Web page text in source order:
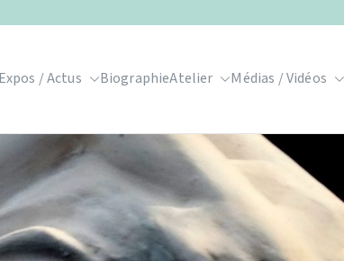
Expos / Actus BiographieAtelier Médias / Vidéos